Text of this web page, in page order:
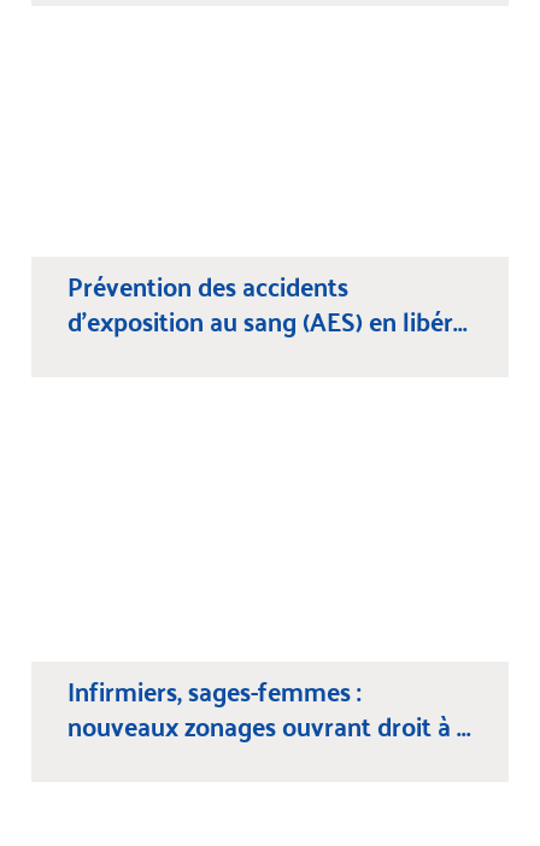
Prévention des accidents
d'exposition au sang (AES) en libér...
Infirmiers, sages-femmes :
nouveaux zonages ouvrant droit à ...